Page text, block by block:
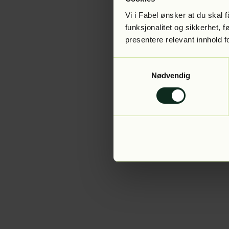
Vi i Fabel ønsker at du skal
funksjonalitet og sikkerhet,
presentere relevant innhold
Nødvendig
Application